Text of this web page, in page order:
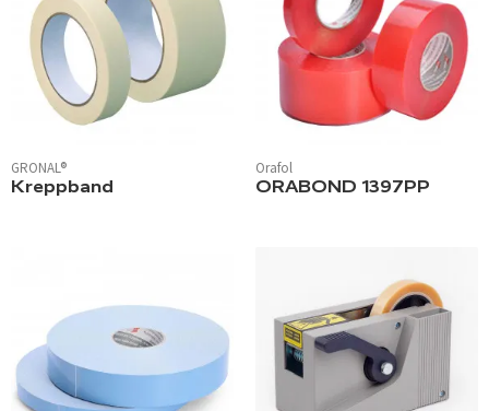
GRONAL®
Kreppband
Orafol
ORABOND 1397PP